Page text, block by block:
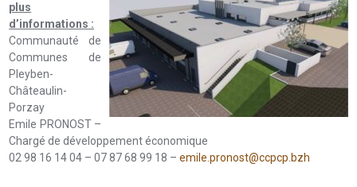
plus
d’informations :
Communauté de
Communes de
Pleyben-
Châteaulin-
Porzay
Emile PRONOST –
Chargé de développement économique
02 98 16 14 04 – 07 87 68 99 18 –emile.pronost@ccpcp.bzh